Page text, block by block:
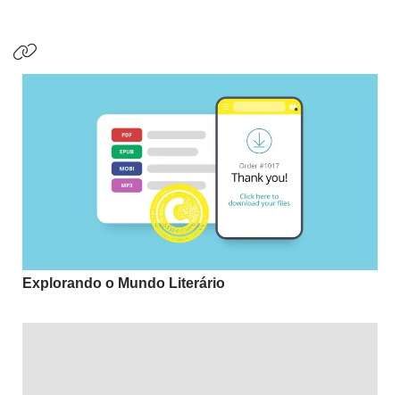
Explorando o Mundo Literário